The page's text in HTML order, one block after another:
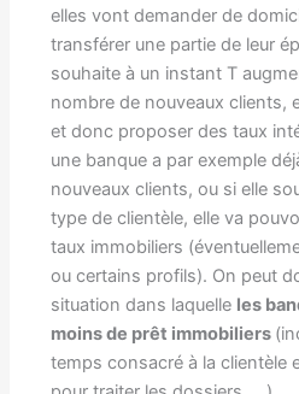
elles vont demander de
transférer une partie de leur
souhaite à un instant T
nombre de nouveaux clients,
et donc proposer des taux
une banque a par exemple
nouveaux clients, ou si elle
type de clientèle, elle va
taux immobiliers
ou certains profils). On peut
situation dans laquelle les
moins de prêt immobiliers
temps consacré à la clientèle